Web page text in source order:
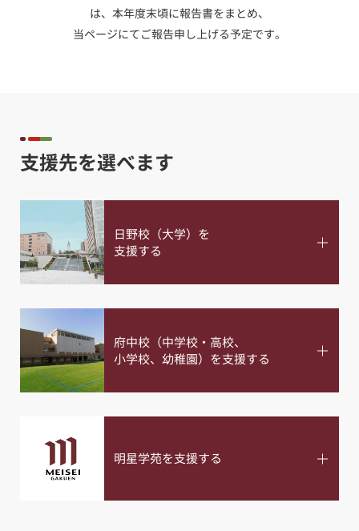
は、本年度末頃に報告書をまとめ、
当ページにてご報告申し上げる予定です。
支援先を選べます
日野校（大学）を
支援する
府中校（中学校・高校、
小学校、幼稚園）を支援する
明星学苑を支援する